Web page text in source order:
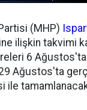
(MHP)
ilişkin takvimi
6
Ağustos'ta
ile